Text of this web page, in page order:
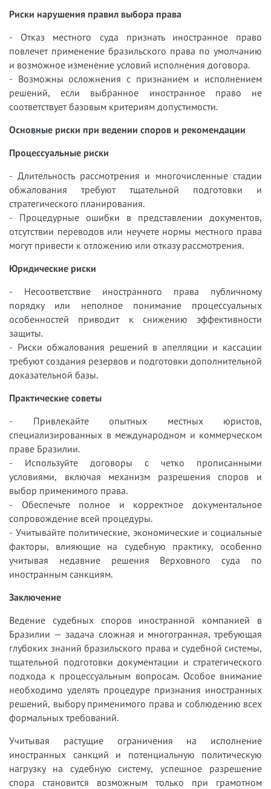
Риски нарушения правил выбора права
- Отказ местного суда признать иностранное право
повлечет применение бразильского права по умолчанию
и возможное изменение условий исполнения договора.
- Возможны осложнения с признанием и исполнением
решений, если выбранное иностранное право не
соответствует базовым критериям допустимости.
Основные риски при ведении споров и рекомендации
Процессуальные риски
- Длительность рассмотрения и многочисленные стадии
обжалования требуют тщательной подготовки и
стратегического планирования.
- Процедурные ошибки в представлении документов,
отсутствии переводов или неучете нормы местного права
могут привести к отложению или отказу рассмотрения.
Юридические риски
- Несоответствие иностранного права публичному
порядку или неполное понимание процессуальных
особенностей приводит к снижению эффективности
защиты.
- Риски обжалования решений в апелляции и кассации
требуют создания резервов и подготовки дополнительной
доказательной базы.
Практические советы
- Привлекайте опытных местных юристов,
специализированных в международном и коммерческом
праве Бразилии.
- Используйте договоры с четко прописанными
условиями, включая механизм разрешения споров и
выбор применимого права.
- Обеспечьте полное и корректное документальное
сопровождение всей процедуры.
- Учитывайте политические, экономические и социальные
факторы, влияющие на судебную практику, особенно
учитывая недавние решения Верховного суда по
иностранным санкциям.
Заключение
Ведение судебных споров иностранной компанией в
Бразилии — задача сложная и многогранная, требующая
глубоких знаний бразильского права и судебной системы,
тщательной подготовки документации и стратегического
подхода к процессуальным вопросам. Особое внимание
необходимо уделять процедуре признания иностранных
решений, выбору применимого права и соблюдению всех
формальных требований.
Учитывая растущие ограничения на исполнение
иностранных санкций и потенциальную политическую
нагрузку на судебную систему, успешное разрешение
спора становится возможным только при грамотном